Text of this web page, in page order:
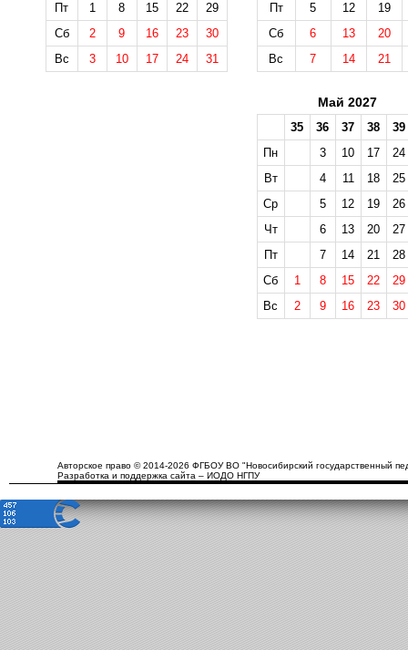
Пт
1 8 15 22
29
Сб
2 9 16 23
30
Вс
3 10 17 24 31
Пт
5 12
19
Сб
6 13
20
Вс
7 14 21
Май 2027
35 36 37 38
39
Пн
3 10 17
24
Вт
4 11 18
25
Ср
5 12 19
26
Чт
6 13 20
27
Пт
7 14 21
28
Сб
1 8 15 22
29
Вс
2 9 16 23 30
Авторское право © 2014-2026 ФГБОУ ВО "Новосибирский государственный
Разработка и поддержка сайта – ИОДО НГПУ